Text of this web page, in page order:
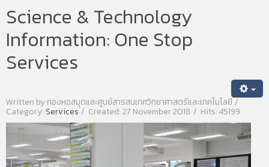
Science & Technology
Information: One Stop
Services
Written byกองหอสมุดและศูนย์สารสนเทศวิทยาศาสตร์และเทคโนโลยี
Category: Services Created: 27 November 2018 Hits: 45199